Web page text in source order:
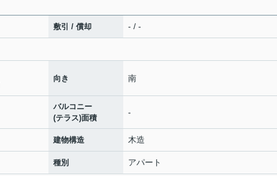
敷引 / 償却 - / -
向き 南
バルコニー
(テラス)面積
-
建物構造 木造
種別 アパート